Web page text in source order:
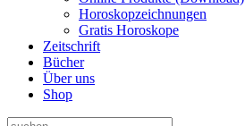
Horoskopzeichnungen
Gratis Horoskope
Zeitschrift
Bücher
Über uns
Shop